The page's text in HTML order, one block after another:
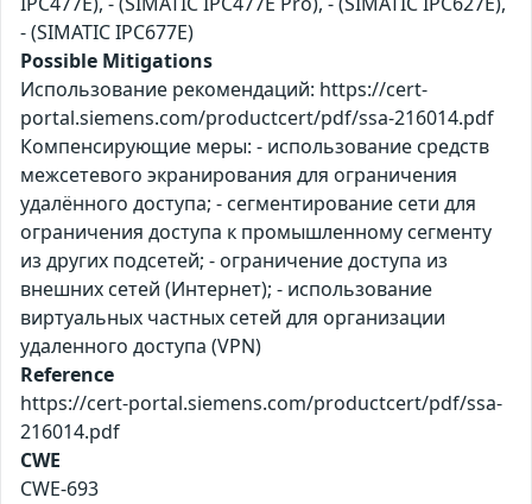
- (SIMATIC IPC677E)
Possible Mitigations
Использование рекомендаций: https://cert-
portal.siemens.com/productcert/pdf/ssa-216014.pdf
Компенсирующие меры: - использование средств
межсетевого экранирования для ограничения
удалённого доступа; - сегментирование сети для
ограничения доступа к промышленному сегменту
из других подсетей; - ограничение доступа из
внешних сетей (Интернет); - использование
виртуальных частных сетей для организации
удаленного доступа (VPN)
Reference
https://cert-portal.siemens.com/productcert/pdf/ssa-
216014.pdf
CWE
CWE-693